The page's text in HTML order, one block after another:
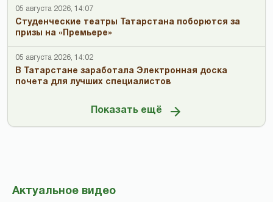
05 августа 2026, 14:07
Студенческие театры Татарстана поборются за
призы на «Премьере»
05 августа 2026, 14:02
В Татарстане заработала Электронная доска
почета для лучших специалистов
Показать ещё
Актуальное видео